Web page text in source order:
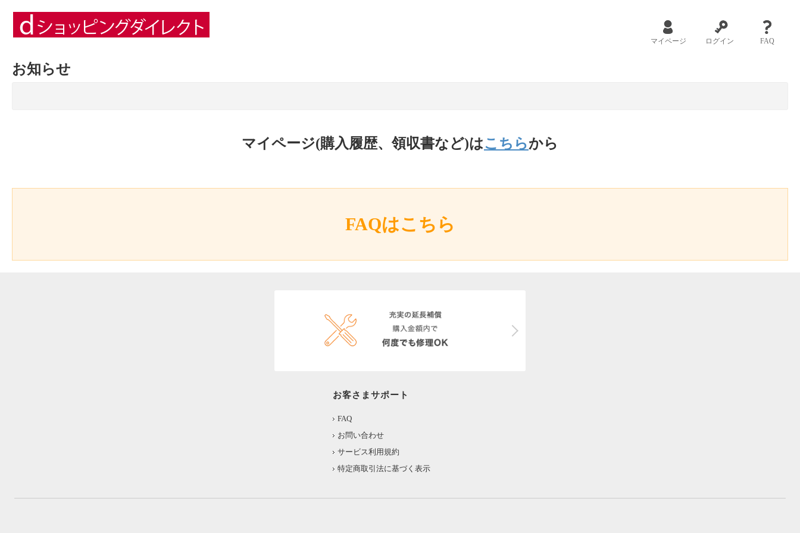
マイページ ログイン FAQ
お知らせ
マイページ(購入履歴、領収書など)はこちらから
FAQはこちら
お客さまサポート
FAQ
お問い合わせ
サービス利用規約
特定商取引法に基づく表示